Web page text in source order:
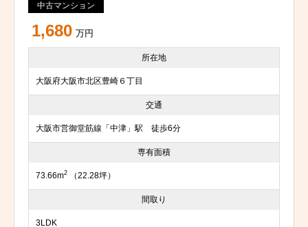
中古マンション
1,680 万円
所在地
大阪府大阪市北区豊崎６丁目
交通
大阪市営御堂筋線「中津」駅 徒歩6分
専有面積
73.66m2 （22.28坪）
間取り
3LDK